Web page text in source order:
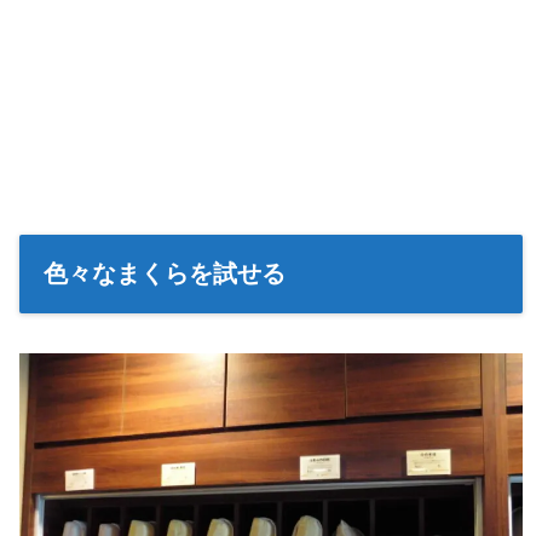
色々なまくらを試せる